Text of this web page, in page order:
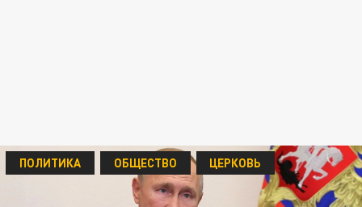
ПОЛИТИКА ОБЩЕСТВО ЦЕРКОВЬ